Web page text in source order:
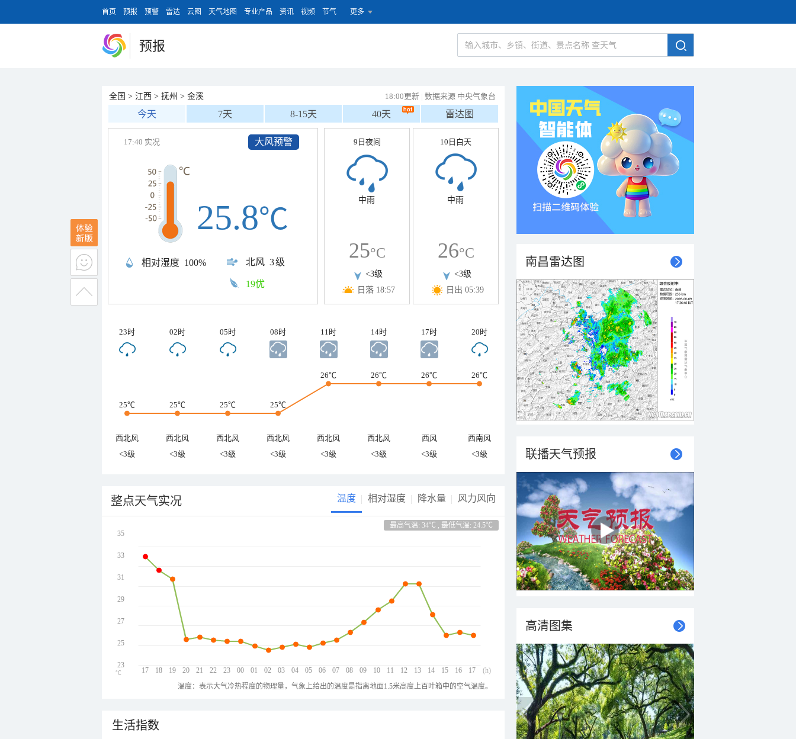
首页 预报 预警 雷达 云图 天气地图 专业产品 资讯 视频 节气 更多
预报
全国 > 江西 > 抚州 > 金溪 18:00更新 | 数据来源 中央气象台
今天 7天 8-15天 40天 雷达图
大风预警
17:40 实况
相对湿度 100% 北风 3级
25.8℃
19优
9日夜间
中雨
25°C
<3级
日落 18:57
10日白天
中雨
26°C
<3级
日出 05:39
23时 02时 05时 08时 11时 14时 17时 20时
25℃ 25℃ 25℃ 25℃
26℃ 26℃ 26℃ 26℃
西北风 西北风 西北风 西北风 西北风 西北风 西风
西南风
<3级
<3级 <3级 <3级 <3级 <3级 <3级 <3级
整点天气实况 温度 相对湿度 降水量 风力风向
最高气温: 34℃ , 最低气温: 24.5℃
17 18 19 20 21 22 23 00 01 02 03 04 05 06 07 08 09 10 11 12 13 14 15 16 17
35
33
31
29
27
25
23
(h)
℃
温度：表示大气冷热程度的物理量，气象上给出的温度是指离地面1.5米高度上百叶箱中的空气温度。
生活指数
南昌雷达图
联播天气预报
高清图集